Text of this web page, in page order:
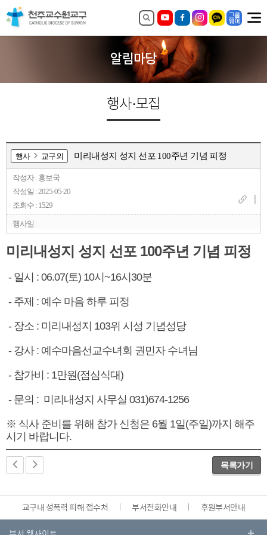
알림마당
행사·모집
행사 교구외 미리내성지 성지 선포 100주년 기념 피정
작성자 : 홍보국
작성일 : 2025-05-20
조회수 : 1529
행사일 :
미리내성지 성지 선포 100주년 기념 피정
- 일시 : 06.07(토) 10시~16시30분
- 주제 : 예수 마음 하루 피정
- 장소 : 미리내성지 103위 시성 기념성당
- 강사 : 예수마음선교수녀회 권민자 수녀님
- 참가비 : 1만원(점심식대)
- 문의 : 미리내성지 사무실 031)674-1256
※ 식사 준비를 위해 참가 신청은 6월 1일(주일)까지 해주
시기 바랍니다.
목록가기
교구내 성폭력 피해 접수처 부서전화안내 후원부서안내